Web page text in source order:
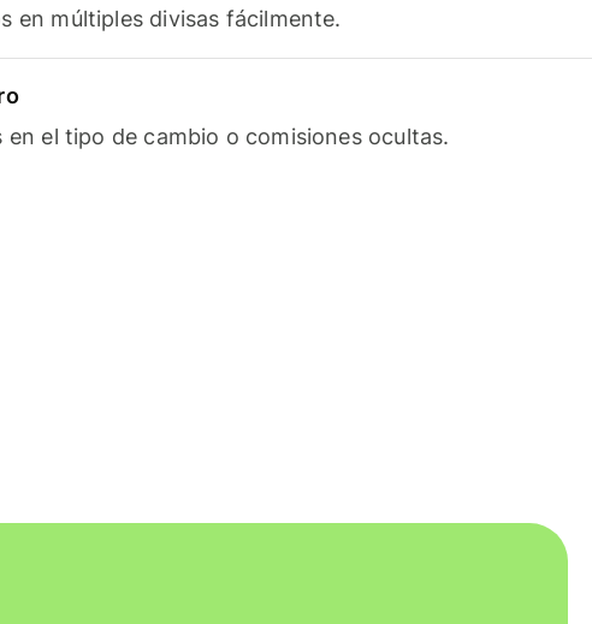
en múltiples divisas fácilmente.
en el tipo de cambio o comisiones ocultas.